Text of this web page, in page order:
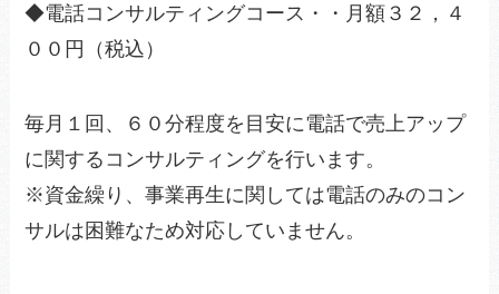
◆電話コンサルティングコース・・月額３２，４
００円（税込）
毎月１回、６０分程度を目安に電話で売上アップ
に関するコンサルティングを行います。
※資金繰り、事業再生に関しては電話のみのコン
サルは困難なため対応していません。